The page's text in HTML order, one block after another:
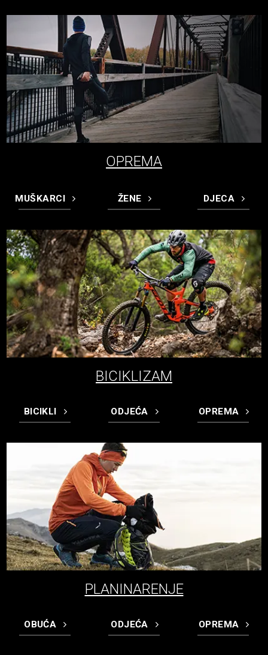
OPREMA
MUŠKARCI ŽENE DJECA
BICIKLIZAM
BICIKLI ODJEĆA OPREMA
PLANINARENJE
OBUĆA ODJEĆA OPREMA